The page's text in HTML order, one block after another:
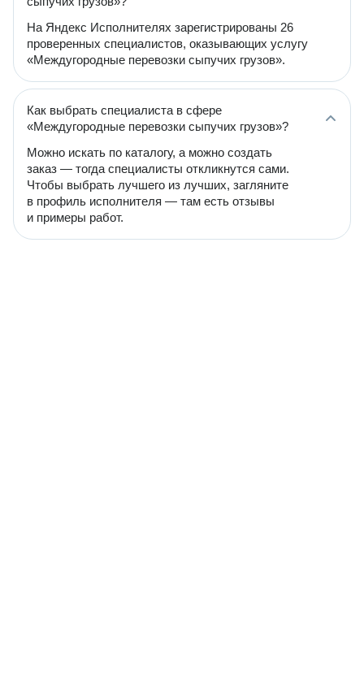
На Яндекс Исполнителях зарегистрированы 26
проверенных специалистов, оказывающих услугу
«Междугородные перевозки сыпучих грузов».
Как выбрать специалиста в сфере
«Междугородные перевозки сыпучих грузов»?
Можно искать по каталогу, а можно создать
заказ — тогда специалисты откликнутся сами.
Чтобы выбрать лучшего из лучших, загляните
в профиль исполнителя — там есть отзывы
и примеры работ.